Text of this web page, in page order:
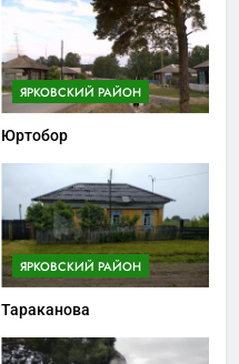
ЯРКОВСКИЙ РАЙОН
Юртобор
ЯРКОВСКИЙ РАЙОН
Тараканова